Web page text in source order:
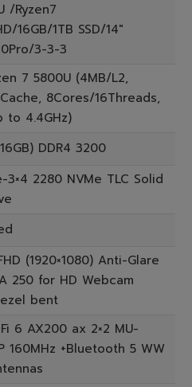
/Ryzen7
16GB/1TB SSD/14″
3-3-3
7 5800U (4MB/L2,
8Cores/16Threads,
to 4.4GHz)
DDR4 3200
3×4 2280 NVMe TLC Solid
(1920×1080) Anti-Glare
250 for HD Webcam
bent
6 AX200 ax 2×2 MU-
160MHz +Bluetooth 5 WW